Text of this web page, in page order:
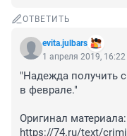
ОТВЕТИТЬ
evita.julbars
1 апреля 2019, 16:22
"Надежда получить
в феврале."
Оригинал материала:
https://74.ru/text/